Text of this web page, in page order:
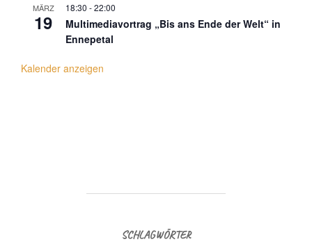
MÄRZ
19
18:30 -22:00
Multimediavortrag „Bis ans Ende der Welt“ in
Ennepetal
Kalender anzeigen
SCHLAGWÖRTER